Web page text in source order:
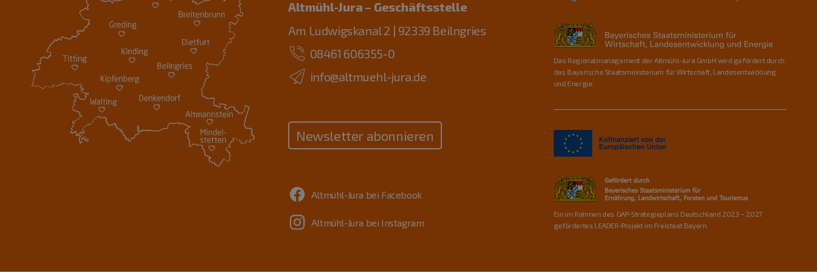
Altmühl-Jura – Geschäftsstelle
Am Ludwigskanal 2 | 92339 Beilngries
08461 606355-0
info@altmuehl-jura.de
Newsletter abonnieren
Altmühl-Jura bei Facebook
Altmühl-Jura bei Instagram
Das Regionalmanagement der Altmühl-Jura GmbH wird gefördert durch
das Bayerische Staatsministerium für Wirtschaft, Landesentwicklung
und Energie.
Ein im Rahmen des GAP-Strategieplans Deutschland 2023 – 2027
gefördertes LEADER-Projekt im Freistaat Bayern.